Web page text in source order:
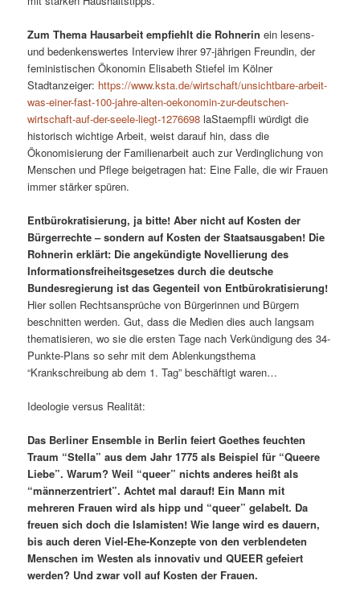
Zum Thema Hausarbeit empfiehlt die Rohnerinein lesens-
und bedenkenswertes Interview ihrer 97-jährigen Freundin, der
feministischen Ökonomin Elisabeth Stiefel im Kölner
Stadtanzeiger: https://www.ksta.de/wirtschaft/unsichtbare-arbeit-
was-einer-fast-100-jahre-alten-oekonomin-zur-deutschen-
wirtschaft-auf-der-seele-liegt-1276698 laStaempfli würdigt die
historisch wichtige Arbeit, weist darauf hin, dass die
Ökonomisierung der Familienarbeit auch zur Verdinglichung von
Menschen und Pflege beigetragen hat: Eine Falle, die wir Frauen
immer stärker spüren.
Entbürokratisierung, ja bitte! Aber nicht auf Kosten der
Bürgerrechte – sondern auf Kosten der Staatsausgaben! Die
Rohnerin erklärt: Die angekündigte Novellierung des
Informationsfreiheitsgesetzes durch die deutsche
Bundesregierung ist das Gegenteil von Entbürokratisierung!
Hier sollen Rechtsansprüche von Bürgerinnen und Bürgern
beschnitten werden. Gut, dass die Medien dies auch langsam
thematisieren, wo sie die ersten Tage nach Verkündigung des 34-
Punkte-Plans so sehr mit dem Ablenkungsthema
“Krankschreibung ab dem 1. Tag” beschäftigt waren…
Ideologie versus Realität:
Das Berliner Ensemble in Berlin feiert Goethes feuchten
Traum “Stella” aus dem Jahr 1775 als Beispiel für “Queere
Liebe”. Warum? Weil “queer” nichts anderes heißt als
“männerzentriert”. Achtet mal darauf! Ein Mann mit
mehreren Frauen wird als hipp und “queer” gelabelt. Da
freuen sich doch die Islamisten! Wie lange wird es dauern,
bis auch deren Viel-Ehe-Konzepte von den verblendeten
Menschen im Westen als innovativ und QUEER gefeiert
werden? Und zwar voll auf Kosten der Frauen.